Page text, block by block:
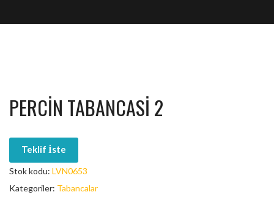
PERCIN TABANCASI 2
Teklif İste
Stok kodu: LVN0653
Kategoriler: Tabancalar